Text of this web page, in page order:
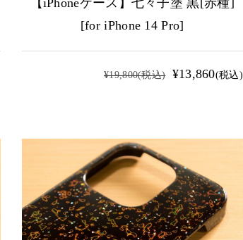
【iPhoneケース】七々子塗 黒[赤種]
[for iPhone 14 Pro]
¥19,800(税込) ¥13,860(税込)